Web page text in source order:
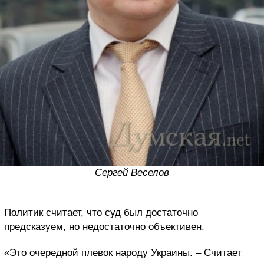
Сергей Веселов
Политик считает, что суд был достаточно
предсказуем, но недостаточно объективен.
«Это очередной плевок народу Украины. – Считает